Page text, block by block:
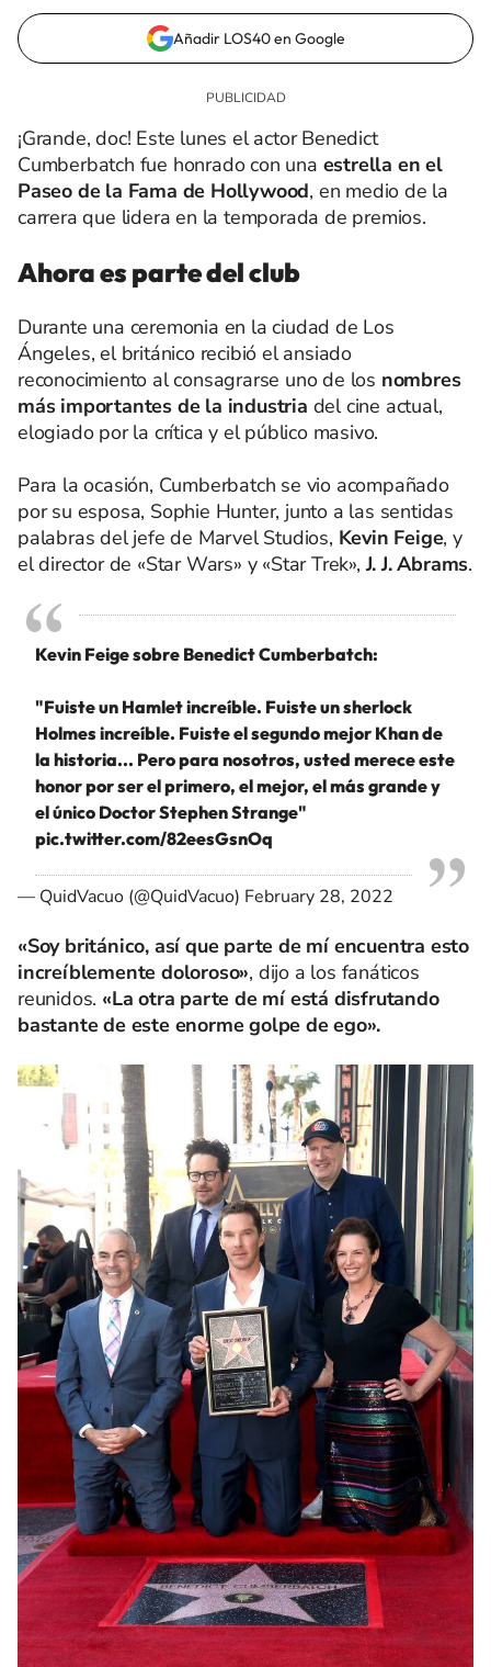
Añadir LOS40 en Google
¡Grande, doc! Este lunes el actor Benedict
Cumberbatch fue honrado con una estrella en el
Paseo de la Fama de Hollywood, en medio de la
carrera que lidera en la temporada de premios.
Ahora es parte del club
Durante una ceremonia en la ciudad de Los
Ángeles, el británico recibió el ansiado
reconocimiento al consagrarse uno de los nombres
más importantes de la industria del cine actual,
elogiado por la crítica y el público masivo.
Para la ocasión, Cumberbatch se vio acompañado
por su esposa, Sophie Hunter, junto a las sentidas
palabras del jefe de Marvel Studios, Kevin Feige, y
el director de «Star Wars» y «Star Trek»,J. J. Abrams.
Kevin Feige sobre Benedict Cumberbatch:
"Fuiste un Hamlet increíble. Fuiste un sherlock
Holmes increíble. Fuiste el segundo mejor Khan de
la historia... Pero para nosotros, usted merece este
honor por ser el primero, el mejor, el más grande y
el único Doctor Stephen Strange"
pic.twitter.com/82eesGsnOq
— QuidVacuo (@QuidVacuo) February 28, 2022
«Soy británico, así que parte de mí encuentra esto
increíblemente doloroso», dijo a los fanáticos
reunidos. «La otra parte de mí está disfrutando
bastante de este enorme golpe de ego».